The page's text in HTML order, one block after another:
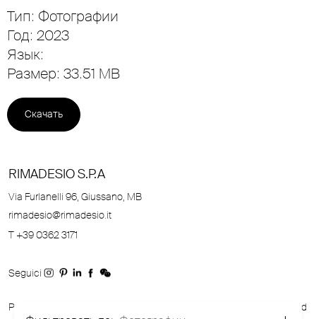
Тип: Фотографии
Год: 2023
Язык:
Размер: 33.51 MB
Скачать
RIMADESIO S.P.A
Via Furlanelli 96, Giussano, MB
rimadesio@rimadesio.it
T +39 0362 3171
Seguici
P.IVA 00685930968 Copyright © 2026 Rimadesio. All rights reserved